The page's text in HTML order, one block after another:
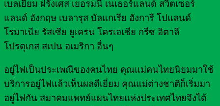
เบลเยียม ฝรั่งเศส เยอรมนี เนเธอร์แลนด์ สวิตเซอร์
แลนด์ อังกฤษ เบลารุส บัลแกเรีย ฮังการี โปแลนด์
โรมาเนีย รัสเซีย ยูเครน โครเอเชีย กรีซ อิตาลี
โปรตุเกส สเปน อเมริกา อื่นๆ
อยู่ไฟเป็นประเพณีของคนไทย คุณแม่คนไทยนิยมมาใช้
บริการอยู่ไฟแล้วเห็นผลดีเยี่ยม คุณแม่ต่างชาติก็เริ่มมา
อยู่ไฟกัน สมาคมแพทย์แผนไทยแห่งประเทศไทยจึงได้